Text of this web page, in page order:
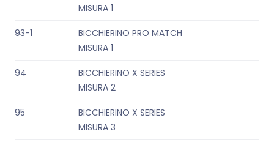
MISURA 1
93-1
BICCHIERINO PRO MATCH
MISURA 1
94
BICCHIERINO X SERIES
MISURA 2
95
BICCHIERINO X SERIES
MISURA 3